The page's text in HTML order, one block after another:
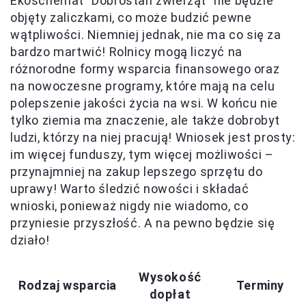
objęty zaliczkami, co może budzić pewne
wątpliwości. Niemniej jednak, nie ma co się za
bardzo martwić! Rolnicy mogą liczyć na
różnorodne formy wsparcia finansowego oraz
na nowoczesne programy, które mają na celu
polepszenie jakości życia na wsi. W końcu nie
tylko ziemia ma znaczenie, ale także dobrobyt
ludzi, którzy na niej pracują! Wniosek jest prosty:
im więcej funduszy, tym więcej możliwości –
przynajmniej na zakup lepszego sprzętu do
uprawy! Warto śledzić nowości i składać
wnioski, ponieważ nigdy nie wiadomo, co
przyniesie przyszłość. A na pewno będzie się
działo!
Rodzaj wsparcia
Wysokość
dopłat
Terminy